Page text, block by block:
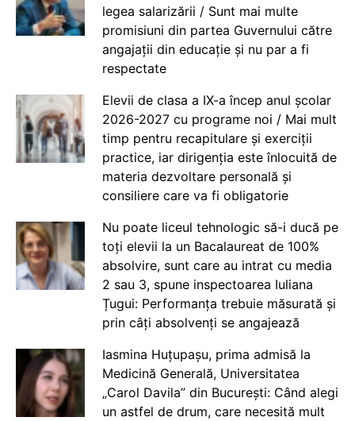
legea salarizării / Sunt mai multe
promisiuni din partea Guvernului către
angajații din educație și nu par a fi
respectate
Elevii de clasa a IX-a încep anul școlar
2026-2027 cu programe noi / Mai mult
timp pentru recapitulare și exerciții
practice, iar dirigenția este înlocuită de
materia dezvoltare personală și
consiliere care va fi obligatorie
Nu poate liceul tehnologic să-i ducă pe
toți elevii la un Bacalaureat de 100%
absolvire, sunt care au intrat cu media
2 sau 3, spune inspectoarea Iuliana
Țugui: Performanța trebuie măsurată și
prin câți absolvenți se angajează
Iasmina Huțupașu, prima admisă la
Medicină Generală, Universitatea
„Carol Davila” din București: Când alegi
un astfel de drum, care necesită mult